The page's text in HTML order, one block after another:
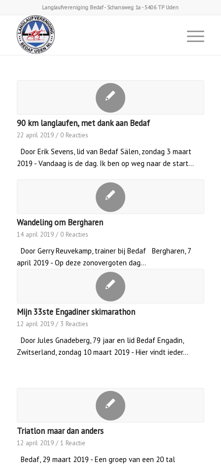
Langlaufvereniging Bedaf - Schansweg 1a - 5406 TP Uden
90 km langlaufen, met dank aan Bedaf
22 april 2019 / 0 Reacties
Door Erik Sevens, lid van Bedaf Sälen, zondag 3 maart
2019 - Vandaag is de dag. Ik ben op weg naar de start…
Wandeling om Bergharen
14 april 2019 / 0 Reacties
Door Gerry Reuvekamp, trainer bij Bedaf Bergharen, 7
april 2019 - Op deze zonovergoten dag…
Mijn 33ste Engadiner skimarathon
12 april 2019 / 3 Reacties
Door Jules Gnadeberg, 79 jaar en lid Bedaf Engadin,
Zwitserland, zondag 10 maart 2019 - Hier vindt ieder…
Triatlon maar dan anders
12 april 2019 / 1 Reactie
Bedaf, 29 maart 2019 - Een groep van een 20 tal